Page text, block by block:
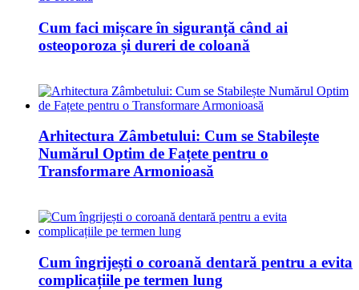
Cum faci mișcare în siguranță când ai
osteoporoza și dureri de coloană
Arhitectura Zâmbetului: Cum se Stabilește
Numărul Optim de Fațete pentru o
Transformare Armonioasă
Cum îngrijești o coroană dentară pentru a evita
complicațiile pe termen lung